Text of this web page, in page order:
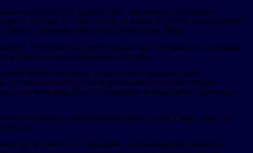
доступности и практической применимости блокчейн-
с Google Developer Group на кампусах и Web3 Young Learners’
к поиску понятных путей входа в индустрию Web3.
Участники, успешно завершившие программу и прошедшие
в профессиональных профилях.
в Web3 и открывает доступ к более широкому кругу
а также получить доступ к Blockchain4Youth Talent Alliance —
получают доступ к карьерным возможностям, отраслевым
web3.career, крупнейшей доской вакансий в индустрии. Это
но не имеют сети контактов, подтвержденных навыков и